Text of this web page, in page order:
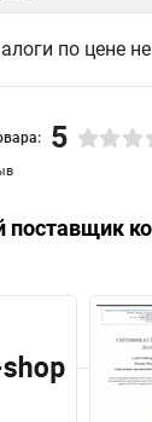
стяжки хомуты
стене Стяжки
мм
Хомут
Хомут 75 мм
патрубков
Хомуты для
по цене
5